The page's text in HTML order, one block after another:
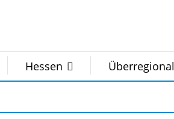
Hessen Überregional